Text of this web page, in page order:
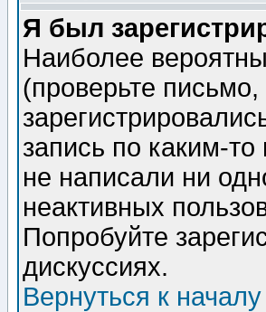
Я был
Наиболее
(проверьте
запись по каким-
не написали ни
неактивных
Попробуйте
дискуссиях.
Вернуться к началу